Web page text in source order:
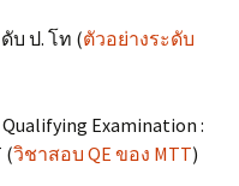
บ ป. โท (ตัวอย่างระดับ
Examination :
(วิชาสอบ QE ของ MTT)